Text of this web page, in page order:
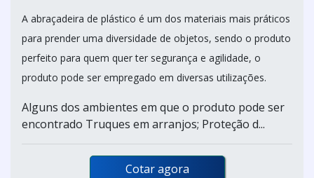
A abraçadeira de plástico é um dos materiais mais práticos
para prender uma diversidade de objetos, sendo o produto
perfeito para quem quer ter segurança e agilidade, o
produto pode ser empregado em diversas utilizações.
Alguns dos ambientes em que o produto pode ser
encontrado Truques em arranjos; Proteção d...
Cotar agora